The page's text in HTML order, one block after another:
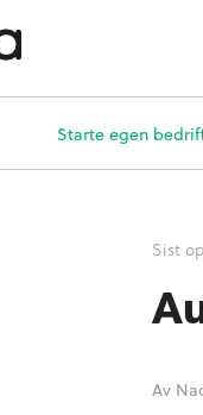
Starte egen
Sist
Av